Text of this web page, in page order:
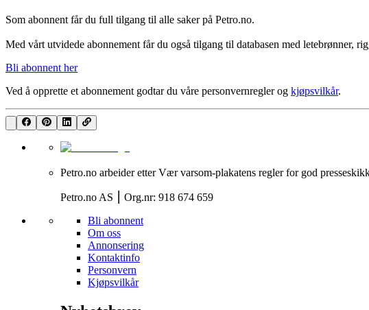
Som abonnent får du full tilgang til alle saker på Petro.no.
Med vårt utvidede abonnement får du også tilgang til databasen med letebrønner,
Bli abonnent her
Ved å opprette et abonnement godtar du våre personvernreglerog kjøpsvilkår.
Petro.no arbeider etter Vær varsom-plakatens regler for god
Petro.no AS ⎮ Org.nr: 918 674 659
Bli abonnent
Om oss
Annonsering
Kontaktinfo
Personvern
Kjøpsvilkår